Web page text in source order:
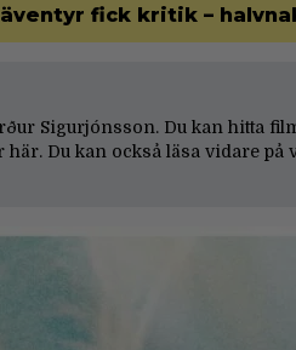
fick kritik –
Sigurjónsson. Du kan hitta
Du kan också läsa vidare på